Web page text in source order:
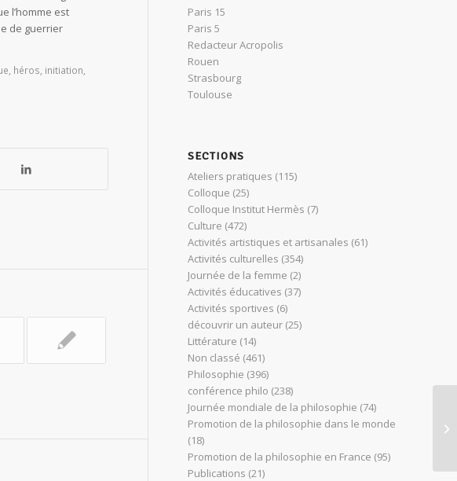
l’homme est
de guerrier
héros initiation
Paris 15
Paris 5
Redacteur Acropolis
Rouen
Strasbourg
Toulouse
SECTIONS
Ateliers pratiques (115)
Colloque (25)
Colloque Institut Hermès (7)
Culture (472)
Activités artistiques et artisanales (61)
Activités culturelles (354)
Journée de la femme (2)
Activités éducatives (37)
Activités sportives (6)
découvrir un auteur (25)
Littérature (14)
Non classé (461)
Philosophie (396)
conférence philo (238)
Journée mondiale de la philosophie (74)
Promotion de la philosophie dans le monde
(18)
Promotion de la philosophie en France (95)
Publications (21)